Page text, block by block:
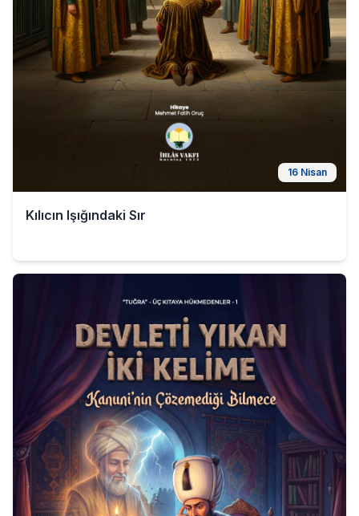
16 Nisan
Kılıcın Işığındaki Sır